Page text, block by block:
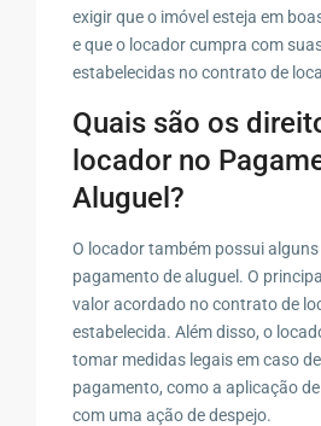
exigir que o imóvel esteja em
e que o locador cumpra com
estabelecidas no contrato de
Quais são os
locador no
Aluguel?
O locador também possui
pagamento de aluguel. O
valor acordado no contrato de
estabelecida. Além disso, o
tomar medidas legais em caso
pagamento, como a aplicação
com uma ação de despejo.